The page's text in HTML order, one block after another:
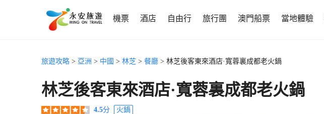
機票 酒店 自由行 旅行團 澳門船票 當地體驗
旅遊攻略 > 亞洲 > 中國 > 林芝 > 餐廳 > 林芝後客東來酒店·寬蓉裏成都老火鍋
林芝後客東來酒店·寬蓉裏成都老火鍋
4.5分 火鍋